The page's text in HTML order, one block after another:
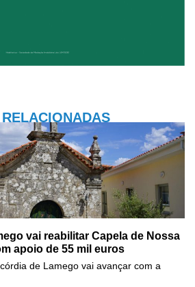
vai reabilitar Capela de Nossa
apoio de 55 mil euros
de Lamego vai avançar com a